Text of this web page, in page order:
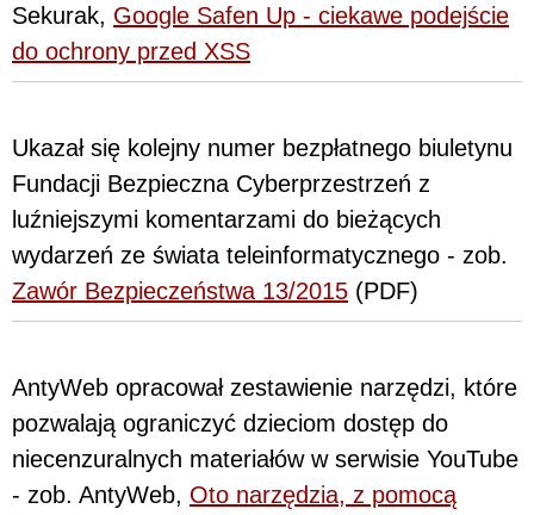
Sekurak, Google Safen Up - ciekawe podejście
do ochrony przed XSS
Ukazał się kolejny numer bezpłatnego biuletynu
Fundacji Bezpieczna Cyberprzestrzeń z
luźniejszymi komentarzami do bieżących
wydarzeń ze świata teleinformatycznego - zob.
Zawór Bezpieczeństwa 13/2015 (PDF)
AntyWeb opracował zestawienie narzędzi, które
pozwalają ograniczyć dzieciom dostęp do
niecenzuralnych materiałów w serwisie YouTube
- zob. AntyWeb, Oto narzędzia, z pomocą